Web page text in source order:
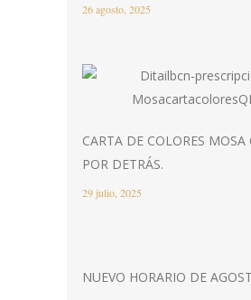
26 agosto, 2025
CARTA DE COLORES MOSA
POR DETRÁS.
29 julio, 2025
NUEVO HORARIO DE